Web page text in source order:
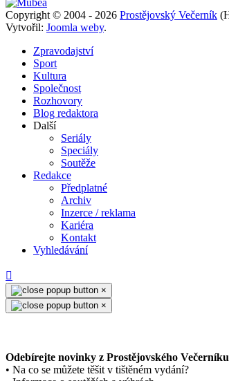
Copyright © 2004 - 2026 Prostějovský Večerník
Vytvořil: Joomla weby.
Zpravodajství
Sport
Kultura
Společnost
Rozhovory
Blog redaktora
Další
Seriály
Speciály
Soutěže
Redakce
Předplatné
Archiv
Inzerce / reklama
Kariéra
Kontakt
Vyhledávání
×
×
Odebírejte novinky z Prostějovského Večerníku
• Na co se můžete těšit v tištěném vydání?